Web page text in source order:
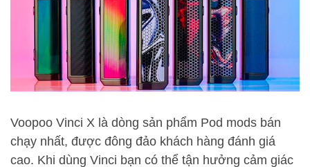
Voopoo Vinci X là dòng sản phẩm Pod mods bán
chạy nhất, được đông đảo khách hàng đánh giá
cao. Khi dùng Vinci bạn có thể tận hưởng cảm giác